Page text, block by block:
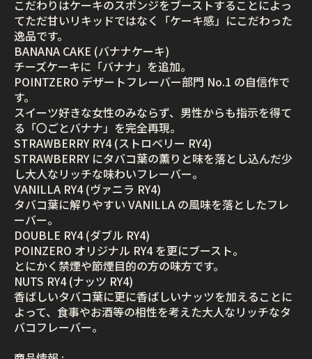
こだわりはケーキのスポンジをブーストすることによっ
てただ甘いリキッドではなく「ケーキ感」にこだわった
逸品です。
BANANA CAKE (バナナケーキ)
チーズケーキに「バナナ」を追加。
POINTZERO デザートフレーバー部門 No.1 の自信作で
す。
スイーツ好きな女性のみならず、男性からも指示を得て
る「〇ごとバナナ」を完全再現。
STRAWBERRY RY4 (ストロベリー RY4)
STRAWBERRY にタバコ葉の薫りと味を落とし込んだ少
し大人なリッチな味わいフレーバー。
VANILLA RY4 (ヴァニラ RY4)
タバコ葉に解りやすい VANILLA の風味を落としたフレ
ーバー。
DOUBLE RY4 (ダブル RY4)
POINZERO オリジナル RY4 を更にブースト。
とにかく禁煙や節煙目的の方の味方です。
NUTS RY4 (ナッツ RY4)
香ばしいタバコ葉に更に香ばしいナッツを加えることに
よって、食事やお酒等の相性を考えた大人なリッチなタ
バコフレーバー。